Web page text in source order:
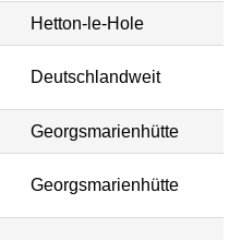
Hetton-le-Hole
Deutschlandweit
Georgsmarienhütte
Georgsmarienhütte